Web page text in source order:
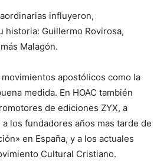
influyeron,
historia: Guillermo Rovirosa,
Malagón.
movimientos apostólicos como la
medida. En HOAC también
de ediciones ZYX, a
los fundadores años mas tarde de
en España, y a los actuales
Cultural Cristiano.